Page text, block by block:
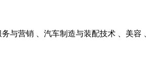
务与营销 、汽车制造与装配技术 、美